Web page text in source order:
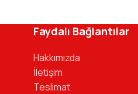
Faydalı Bağlantılar
Hakkımızda
İletişim
Teslimat